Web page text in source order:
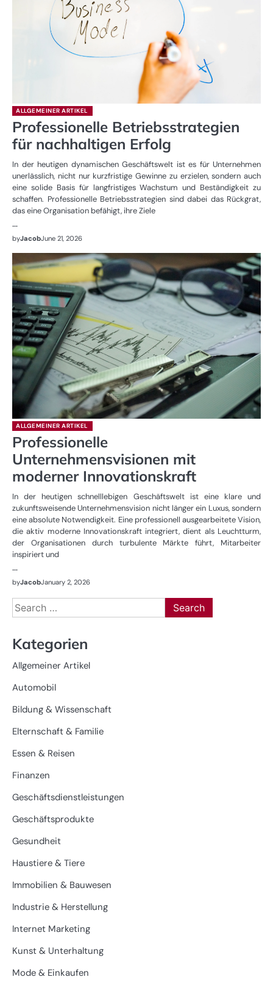
ALLGEMEINER ARTIKEL
Professionelle Betriebsstrategien
für nachhaltigen Erfolg
In der heutigen dynamischen Geschäftswelt ist es für Unternehmen
unerlässlich, nicht nur kurzfristige Gewinne zu erzielen, sondern auch
eine solide Basis für langfristiges Wachstum und Beständigkeit zu
schaffen. Professionelle Betriebsstrategien sind dabei das Rückgrat,
das eine Organisation befähigt, ihre Ziele
…
byJacobJune 21, 2026
ALLGEMEINER ARTIKEL
Professionelle
Unternehmensvisionen mit
moderner Innovationskraft
In der heutigen schnelllebigen Geschäftswelt ist eine klare und
zukunftsweisende Unternehmensvision nicht länger ein Luxus, sondern
eine absolute Notwendigkeit. Eine professionell ausgearbeitete Vision,
die aktiv moderne Innovationskraft integriert, dient als Leuchtturm,
der Organisationen durch turbulente Märkte führt, Mitarbeiter
inspiriert und
…
byJacobJanuary 2, 2026
Search
for:
Kategorien
Allgemeiner Artikel
Automobil
Bildung & Wissenschaft
Elternschaft & Familie
Essen & Reisen
Finanzen
Geschäftsdienstleistungen
Geschäftsprodukte
Gesundheit
Haustiere & Tiere
Immobilien & Bauwesen
Industrie & Herstellung
Internet Marketing
Kunst & Unterhaltung
Mode & Einkaufen